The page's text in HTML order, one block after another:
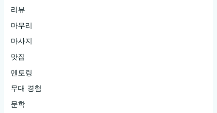
리뷰
마무리
마사지
맛집
멘토링
무대 경험
문학